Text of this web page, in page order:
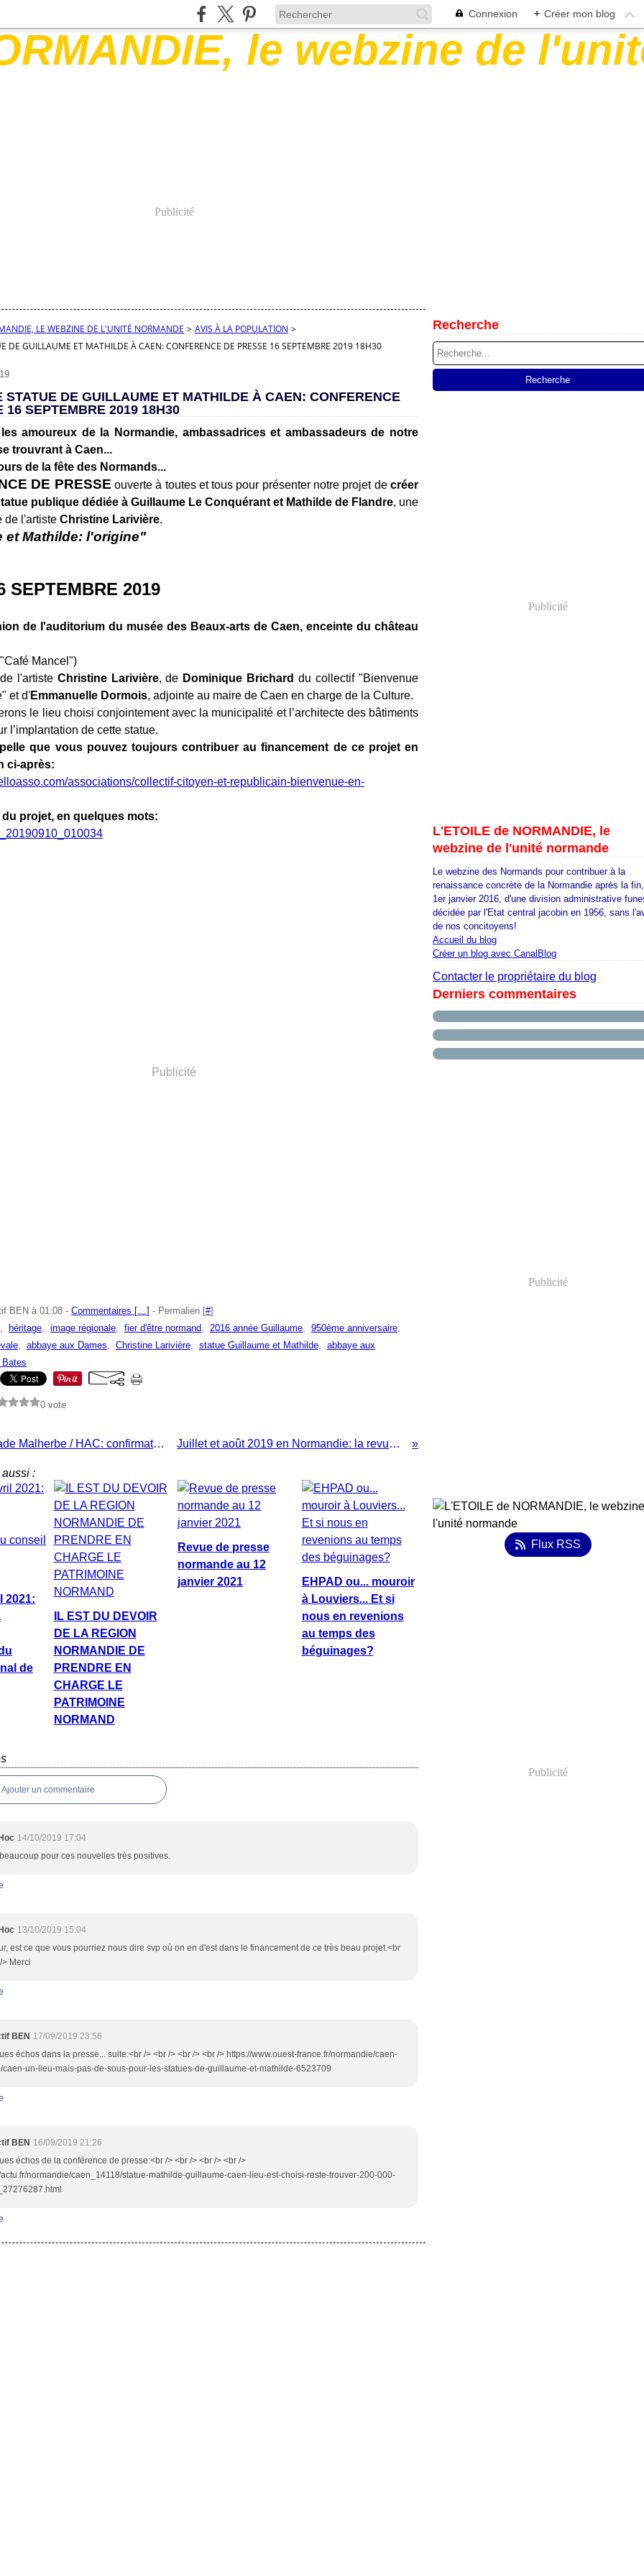
Connexion + Créer mon blog
Publicité
LE WEBZINE DE L'UNITÉ NORMANDE > AVIS À LA POPULATION >
DE GUILLAUME ET MATHILDE À CAEN: CONFERENCE DE PRESSE 16 SEPTEMBRE 2019 18H30
STATUE DE GUILLAUME ET MATHILDE À CAEN: CONFERENCE
16 SEPTEMBRE 2019 18H30
amoureux de la Normandie, ambassadrices et ambassadeurs de notre
trouvrant à Caen...
de la fête des Normands...
DE PRESSE ouverte à toutes et tous pour présenter notre projet decréer
publique dédiée à Guillaume Le Conquérant et Mathilde de Flandre, une
de l'artiste Christine Larivière.
et Mathilde: l'origine"
SEPTEMBRE 2019
de l'auditorium du musée des Beaux-arts de Caen, enceinte du château
Mancel")
l'artiste Christine Larivière, de Dominique Brichard du collectif "Bienvenue
et d'Emmanuelle Dormois, adjointe au maire de Caen en charge de la Culture.
le lieu choisi conjointement avec la municipalité et l’architecte des bâtiments
r l’implantation de cette statue.
que vous pouvez toujours contribuer au financement de ce projet en
ci-après:
associations/collectif-citoyen-et-republicain-bienvenue-en-
du projet, en quelques mots:
Publicité
BEN à 01:08 - Commentaires […] - Permalien [#]
, héritage, image régionale, fier d'être normand, 2016 année Guillaume, 950ème anniversaire,
, abbaye aux Dames, Christine Larivière, statue Guillaume et Mathilde, abbaye aux
Bates
0 vote
DERBY Stade Malherbe / HAC: confirmation que la fierté normande évolue encore en... Ligue 2! Juillet et août 2019 en Normandie: la revue de presse proposée par l'ODIN (Mouvement Normand)
aussi :
2021:
de
IL EST DU DEVOIR
DE LA REGION
NORMANDIE DE
PRENDRE EN
CHARGE LE
PATRIMOINE
NORMAND
Revue de presse
normande au 12
janvier 2021
EHPAD ou... mouroir
à Louviers... Et si
nous en revenions
au temps des
béguinages?
Ajouter un commentaire
14/10/2019 17:04
pour ces nouvelles très positives.
13/10/2019 15:04
est ce que vous pourriez nous dire svp où on en d'est dans le financement de ce très beau projet.<br
> Merci
BEN 17/09/2019 23:56
échos dans la presse... suite:<br /> <br /> <br /> <br /> https://www.ouest-france.fr/normandie/caen-
caen-un-lieu-mais-pas-de-sous-pour-les-statues-de-guillaume-et-mathilde-6523709
BEN 16/09/2019 21:26
échos de la conférence de presse:<br /> <br /> <br /> <br />
actu.fr/normandie/caen_14118/statue-mathilde-guillaume-caen-lieu-est-choisi-reste-trouver-200-000-
Recherche
Publicité
L'ETOILE de NORMANDIE, le
webzine de l'unité normande
Le webzine des Normands pour contribuer à la
renaissance concrète de la Normandie après la
1er janvier 2016, d'une division administrative
décidée par l'Etat central jacobin en 1956, sans
de nos concitoyens!
Accueil du blog
Créer un blog avec CanalBlog
Contacter le propriétaire du blog
Derniers commentaires
Publicité
Flux RSS
Publicité